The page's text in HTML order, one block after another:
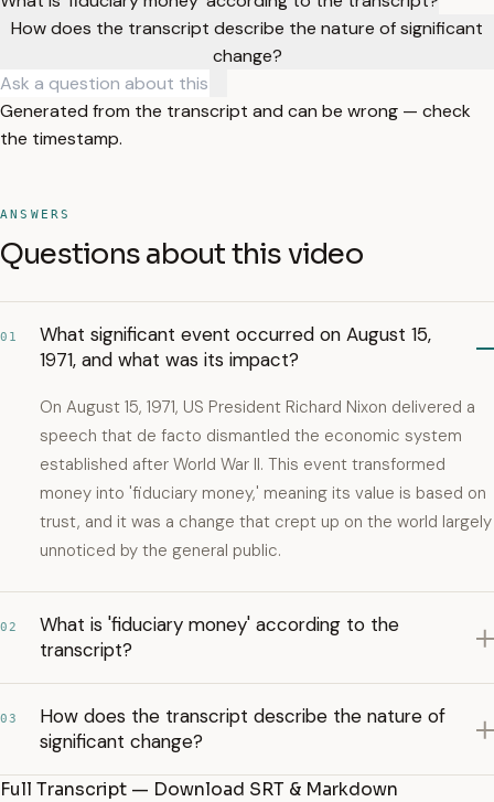
How does the transcript describe the nature of significant
change?
Generated from the transcript and can be wrong — check
the timestamp.
ANSWERS
Questions about this video
01
What significant event occurred on August 15,
1971, and what was its impact?
On August 15, 1971, US President Richard Nixon delivered a
speech that de facto dismantled the economic system
established after World War II. This event transformed
money into 'fiduciary money,' meaning its value is based on
trust, and it was a change that crept up on the world largely
unnoticed by the general public.
02
What is 'fiduciary money' according to the
transcript?
03
How does the transcript describe the nature of
significant change?
Full Transcript — Download SRT & Markdown